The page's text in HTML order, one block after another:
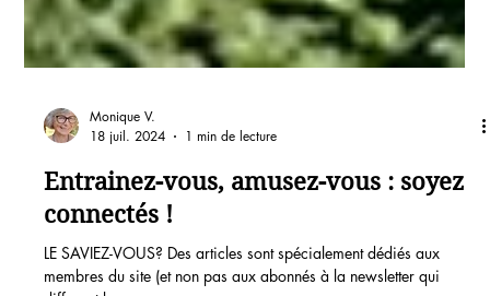
Monique V.
18 juil. 2024
Entrainez-vous, amusez-vous : soyez
connectés !